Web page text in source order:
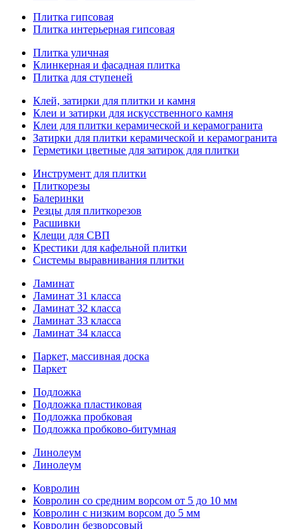
Плитка гипсовая
Плитка интерьерная гипсовая
Плитка уличная
Клинкерная и фасадная плитка
Плитка для ступеней
Клей, затирки для плитки и камня
Клеи и затирки для искусственного камня
Клеи для плитки керамической и керамогранита
Затирки для плитки керамической и керамогранита
Герметики цветные для затирок для плитки
Инструмент для плитки
Плиткорезы
Балеринки
Резцы для плиткорезов
Расшивки
Клещи для СВП
Крестики для кафельной плитки
Системы выравнивания плитки
Ламинат
Ламинат 31 класса
Ламинат 32 класса
Ламинат 33 класса
Ламинат 34 класса
Паркет, массивная доска
Паркет
Подложка
Подложка пластиковая
Подложка пробковая
Подложка пробково-битумная
Линолеум
Линолеум
Ковролин
Ковролин со средним ворсом от 5 до 10 мм
Ковролин с низким ворсом до 5 мм
Ковролин безворсовый